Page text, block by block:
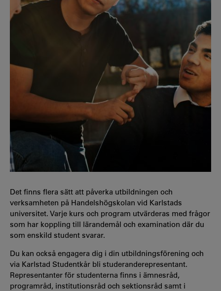
Det finns flera sätt att påverka utbildningen och
verksamheten på Handelshögskolan vid Karlstads
universitet. Varje kurs och program utvärderas med frågor
som har koppling till lärandemål och examination där du
som enskild student svarar.
Du kan också engagera dig i din utbildningsförening och
via Karlstad Studentkår bli studeranderepresentant.
Representanter för studenterna finns i ämnesråd,
programråd, institutionsråd och sektionsråd samt i